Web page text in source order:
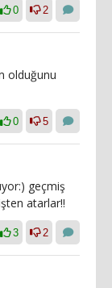
0 2
olduğunu
0 5
geçmiş
atarlar!!
3 2